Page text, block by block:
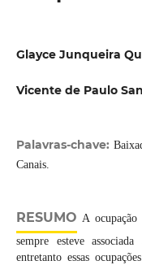
Glayce Junqueira
Vicente de Paulo
Palavras-chave:
Canais.
RESUMO A
sempre esteve
entretanto essas